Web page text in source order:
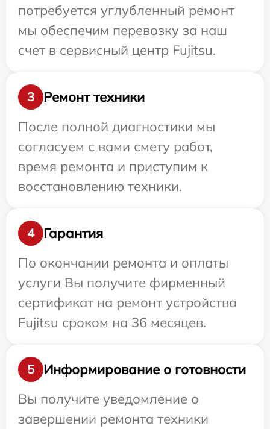
потребуется углубленный ремонт
мы обеспечим перевозку за наш
счет в сервисный центр Fujitsu.
3
Ремонт техники
После полной диагностики мы
согласуем с вами смету работ,
время ремонта и приступим к
восстановлению техники.
4
Гарантия
По окончании ремонта и оплаты
услуги Вы получите фирменный
сертификат на ремонт устройства
Fujitsu сроком на 36 месяцев.
5
Информирование о готовности
Вы получите уведомление о
завершении ремонта техники